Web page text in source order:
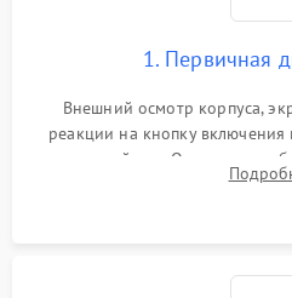
Перегрев из‑за пыли,
неисправности кулера
Выход из строя SSD или
HDD: медленная загрузка,
1. Первичная
Внешний осмотр корпуса,
реакции на кнопку
устройства. Оценка
лабораторного блока питания